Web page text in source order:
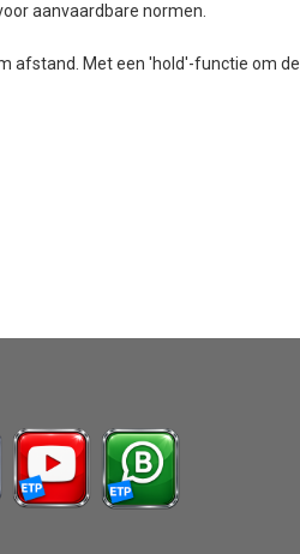
aanvaardbare normen.
afstand. Met een 'hold'-functie om de